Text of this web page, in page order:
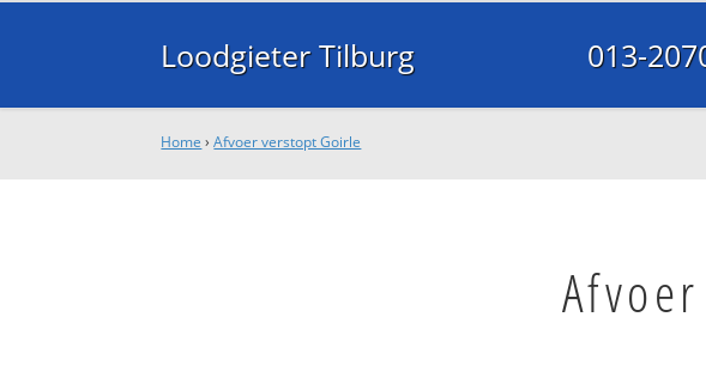
Loodgieter Tilburg 013-
Home ›Afvoer verstopt Goirle